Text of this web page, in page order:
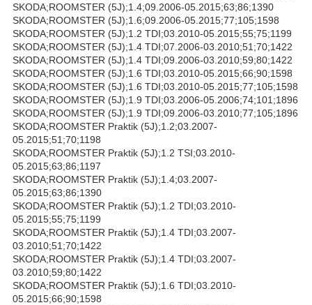
SKODA;ROOMSTER (5J);1.4;09.2006-05.2015;63;86;1390
SKODA;ROOMSTER (5J);1.6;09.2006-05.2015;77;105;1598
SKODA;ROOMSTER (5J);1.2 TDI;03.2010-05.2015;55;75;1199
SKODA;ROOMSTER (5J);1.4 TDI;07.2006-03.2010;51;70;1422
SKODA;ROOMSTER (5J);1.4 TDI;09.2006-03.2010;59;80;1422
SKODA;ROOMSTER (5J);1.6 TDI;03.2010-05.2015;66;90;1598
SKODA;ROOMSTER (5J);1.6 TDI;03.2010-05.2015;77;105;1598
SKODA;ROOMSTER (5J);1.9 TDI;03.2006-05.2006;74;101;1896
SKODA;ROOMSTER (5J);1.9 TDI;09.2006-03.2010;77;105;1896
SKODA;ROOMSTER Praktik (5J);1.2;03.2007-
05.2015;51;70;1198
SKODA;ROOMSTER Praktik (5J);1.2 TSI;03.2010-
05.2015;63;86;1197
SKODA;ROOMSTER Praktik (5J);1.4;03.2007-
05.2015;63;86;1390
SKODA;ROOMSTER Praktik (5J);1.2 TDI;03.2010-
05.2015;55;75;1199
SKODA;ROOMSTER Praktik (5J);1.4 TDI;03.2007-
03.2010;51;70;1422
SKODA;ROOMSTER Praktik (5J);1.4 TDI;03.2007-
03.2010;59;80;1422
SKODA;ROOMSTER Praktik (5J);1.6 TDI;03.2010-
05.2015;66;90;1598